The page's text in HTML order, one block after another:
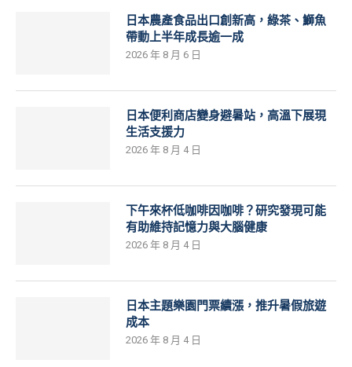
日本農產食品出口創新高，綠茶、鰤魚
帶動上半年成長逾一成
2026 年 8 月 6 日
日本便利商店變身避暑站，高溫下展現
生活支援力
2026 年 8 月 4 日
下午來杯低咖啡因咖啡？研究發現可能
有助維持記憶力與大腦健康
2026 年 8 月 4 日
日本主題樂園門票續漲，推升暑假旅遊
成本
2026 年 8 月 4 日